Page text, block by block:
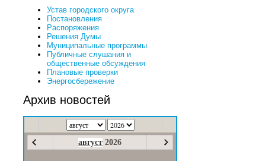
Устав городского округа
Постановления
Распоряжения
Решения Думы
Муниципальные программы
Публичные слушания и
общественные обсуждения
Плановые проверки
Энергосбережение
Архив новостей
август 2026